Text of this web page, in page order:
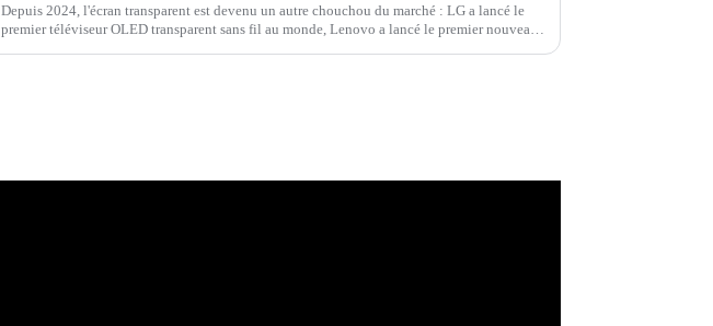
Depuis 2024, l'écran transparent est devenu un autre chouchou du marché : LG a lancé le
premier téléviseur OLED transparent sans fil au monde, Lenovo a lancé le premier nouveau